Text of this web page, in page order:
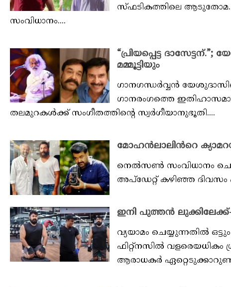
സ്‌ഫടികത്തിലെ ആടുതോമ.
സംവിധാനം....
“പ്രിയപ്പെട്ട
മമ്മൂട്ടിയും
ഗാനഗന്ധർവ്വൻ
ഗാനരംഗത്തെ ഇതിഹാസമാണ്
തലമുറകൾക്ക് സംഗീതത്തിന്റെ സ്വർഗീയാനുഭൂതി....
മോഹൻലാലിൻറെ
നെൽസൺ സംവിധാനം
അപ്ഡേറ്റ് കഴിഞ്ഞ ദിവസം
ഇനി പുത്തൻ
വ്യയാമം ചെയ്യുന്നതിൽ
ഫിറ്റ്നസിൽ
ആരാധകർ